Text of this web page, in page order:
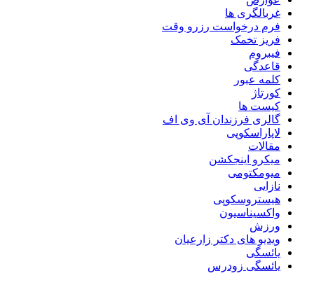
غربالگری ها
فرم درخواست رزرو وقت
فریز تخمک
فیبروم
قاعدگی
کلمه عبور
کورتاژ
کیست ها
گالری فرزندان آی وی اف
لاپاراسکوپی
مقالات
میکرو اینجکشن
میومکتومی
نازایی
هیستروسکوپی
واکسیناسیون
ورزش
ویدیو های دکتر زارعیان
یائسگی
یائسگی زودرس